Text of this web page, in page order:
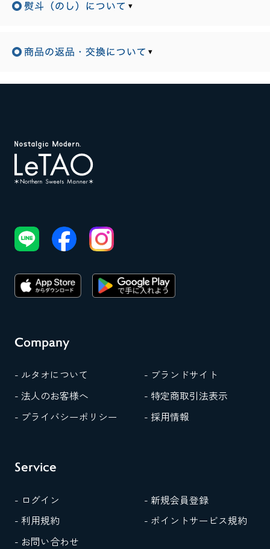
▾
▾
Company
- ルタオについて
- ブランドサイト
- 法人のお客様へ
- 特定商取引法表示
- プライバシーポリシー
- 採用情報
Service
- ログイン
- 新規会員登録
- 利用規約
- ポイントサービス規約
- お問い合わせ